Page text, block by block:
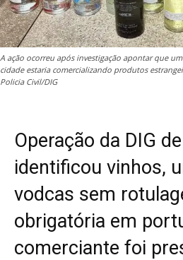
A ação ocorreu após investigação apontar que
cidade estaria comercializando produtos
Policia Civil/DIG
Operação da DIG
identificou vinhos,
vodcas sem
obrigatória em
comerciante foi